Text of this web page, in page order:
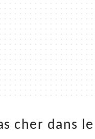
cher dans